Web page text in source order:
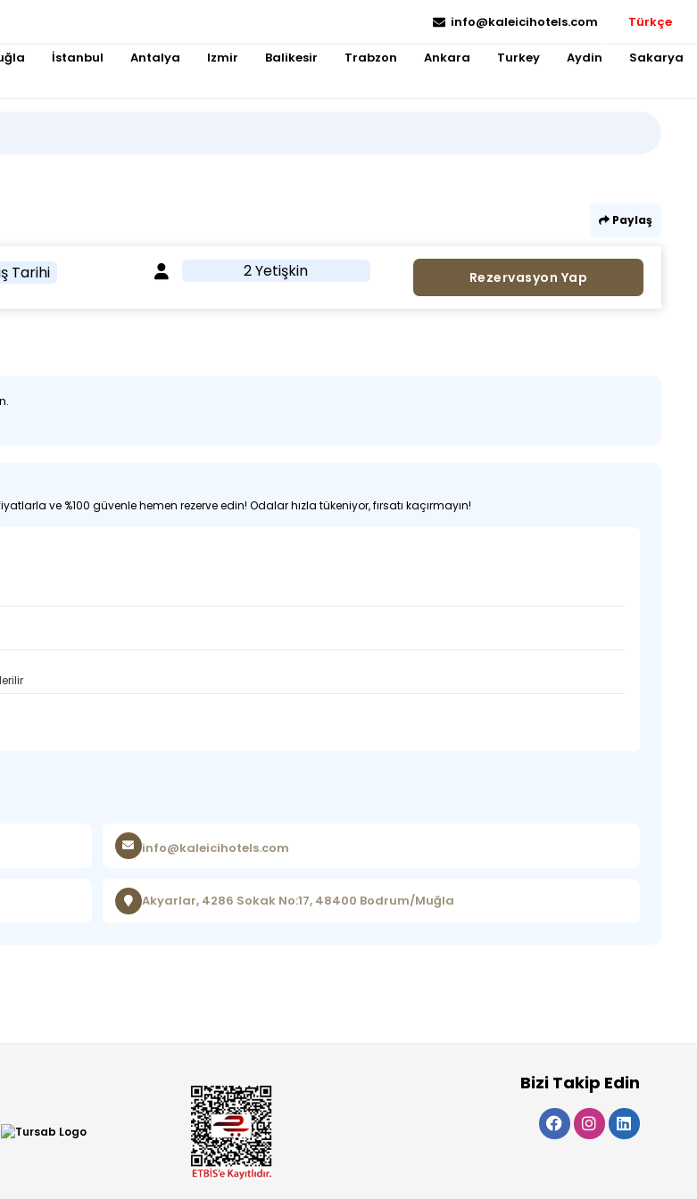
info@kaleicihotels.com Türkçe
İstanbul Antalya Izmir Balikesir Trabzon Ankara Turkey Aydin Sakarya
Paylaş
Tarihi 2 Yetişkin Rezervasyon Yap
ve %100 güvenle hemen rezerve edin! Odalar hızla tükeniyor, fırsatı kaçırmayın!
info@kaleicihotels.com
Akyarlar, 4286 Sokak No:17, 48400 Bodrum/Muğla
Bizi Takip Edin